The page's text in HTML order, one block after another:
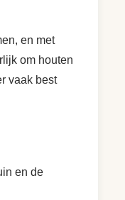
en met
om houten
vaak best
en de